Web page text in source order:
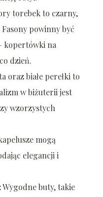
torebek to czarny,
powinny być
kopertówki na
dzień.
oraz białe perełki to
w biżuterii jest
wzorzystych
mogą
elegancji i
Wygodne buty, takie